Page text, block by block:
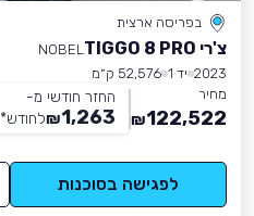
בפריסה ארצית
צ'רי TIGGO 8 PRO
NOBEL
2023 יד 1
52,576 ק״מ
מחיר
122,522
₪
החזר חודשי מ-
1,263
₪לחודש*
לפגישה בסוכנות